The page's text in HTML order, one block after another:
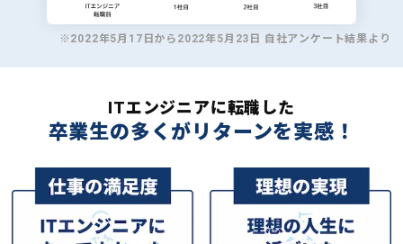
※2022年5月17日から2022年5月23日 自社アンケート結果より
ITエンジニアに転職した
卒業生の多くがリターンを実感！